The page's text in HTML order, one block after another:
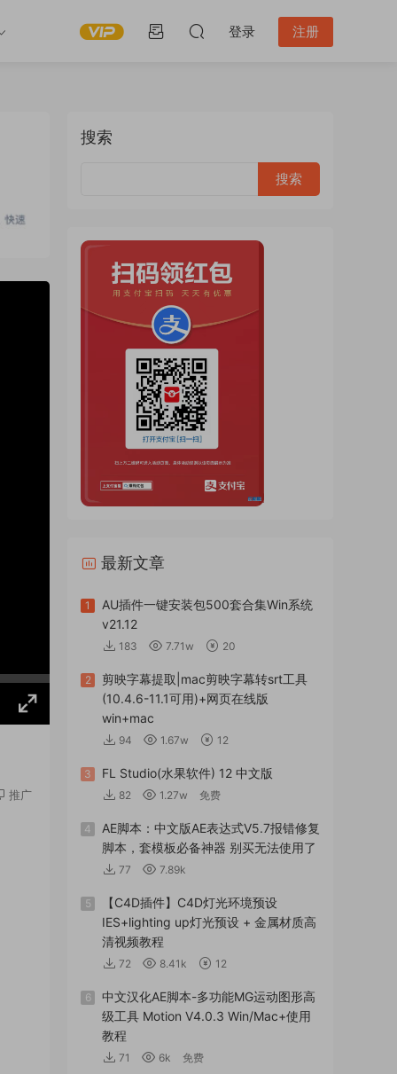
登录 注册
推广
搜索
最新文章
1
AU插件一键安装包500套合集Win系统
v21.12
183 7.71w 20
2
剪映字幕提取|mac剪映字幕转srt工具
(10.4.6-11.1可用)+网页在线版
win+mac
94 1.67w 12
3 FL Studio(水果软件) 12 中文版
82 1.27w 免费
4
AE脚本：中文版AE表达式V5.7报错修复
脚本，套模板必备神器 别买无法使用了
77 7.89k
5
【C4D插件】C4D灯光环境预设
IES+lighting up灯光预设 + 金属材质高
清视频教程
72 8.41k 12
6
中文汉化AE脚本-多功能MG运动图形高
级工具 Motion V4.0.3 Win/Mac+使用
教程
71 6k 免费